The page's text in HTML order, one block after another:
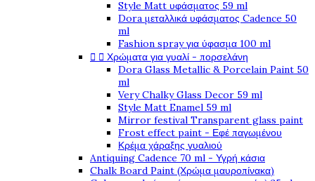
Style Matt υφάσματος 59 ml
Dora μεταλλικά υφάσματος Cadence 50
ml
Fashion spray για ύφασμα 100 ml
  Χρώματα για γυαλί - πορσελάνη
Dora Glass Metallic & Porcelain Paint 50
ml
Very Chalky Glass Decor 59 ml
Style Matt Enamel 59 ml
Mirror festival Transparent glass paint
Frost effect paint - Εφέ παγωμένου
Κρέμα χάραξης γυαλιού
Antiquing Cadence 70 ml - Υγρή κάσια
Chalk Board Paint (Χρώμα μαυροπίνακα)